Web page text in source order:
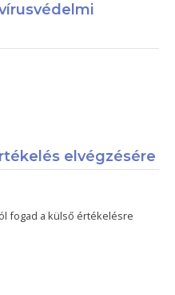
elvégzésére
fogad a külső értékelésre